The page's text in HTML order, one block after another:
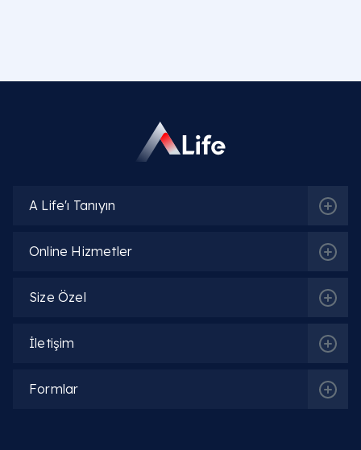
İlgili Bölümler
İlgili Hekimler
Prof. Dr. Mustafa Kemal Atikeler
A Life'ı Tanıyın
Online Hizmetler
Size Özel
İletişim
Formlar